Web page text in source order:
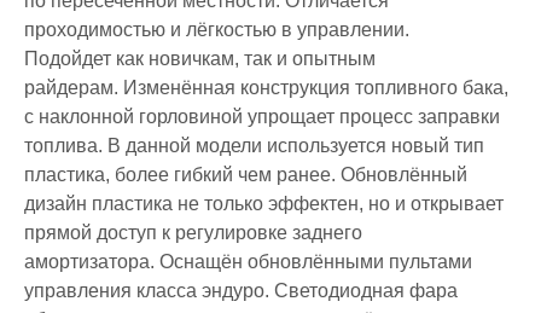
проходимостью и лёгкостью в управлении.
Подойдет как новичкам, так и опытным
райдерам. Изменённая конструкция топливного бака,
с наклонной горловиной упрощает процесс заправки
топлива. В данной модели используется новый тип
пластика, более гибкий чем ранее. Обновлённый
дизайн пластика не только эффектен, но и открывает
прямой доступ к регулировке заднего
амортизатора. Оснащён обновлёнными пультами
управления класса эндуро. Светодиодная фара